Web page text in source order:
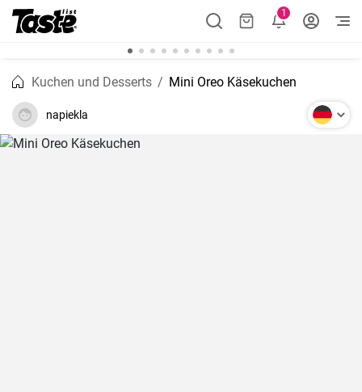
1
Kuchen und Desserts Mini Oreo Käsekuchen
napiekla